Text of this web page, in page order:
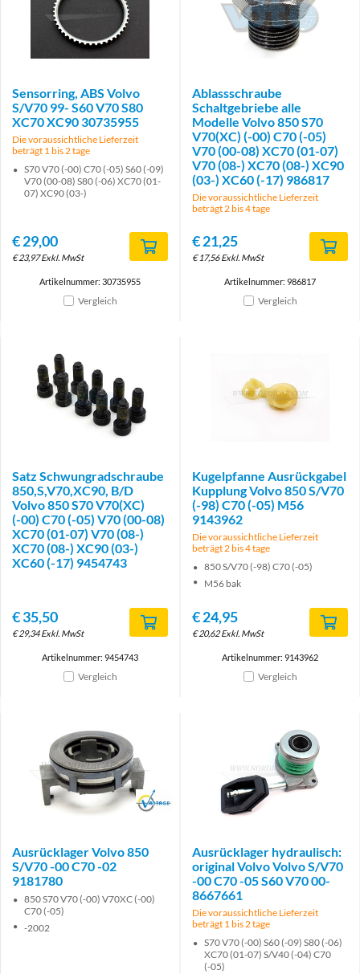
Sensorring, ABS Volvo
S/V70 99- S60 V70 S80
XC70 XC90 30735955
Die voraussichtliche Lieferzeit
beträgt 1 bis 2 tage
S70 V70 (-00) C70 (-05) S60 (-09)
V70 (00-08) S80 (-06) XC70 (01-
07) XC90 (03-)
€29,00
€23,97 Exkl. MwSt
Artikelnummer: 30735955
Vergleich
Ablassschraube
Schaltgebriebe alle
Modelle Volvo 850 S70
V70(XC) (-00) C70 (-05)
V70 (00-08) XC70 (01-07)
V70 (08-) XC70 (08-) XC90
(03-) XC60 (-17) 986817
Die voraussichtliche Lieferzeit
beträgt 2 bis 4 tage
€21,25
€17,56 Exkl. MwSt
Artikelnummer: 986817
Vergleich
Satz Schwungradschraube
850,S,V70,XC90, B/D
Volvo 850 S70 V70(XC)
(-00) C70 (-05) V70 (00-08)
XC70 (01-07) V70 (08-)
XC70 (08-) XC90 (03-)
XC60 (-17) 9454743
€35,50
€29,34 Exkl. MwSt
Artikelnummer: 9454743
Vergleich
Kugelpfanne Ausrückgabel
Kupplung Volvo 850 S/V70
(-98) C70 (-05) M56
9143962
Die voraussichtliche Lieferzeit
beträgt 2 bis 4 tage
850 S/V70 (-98) C70 (-05)
M56 bak
€24,95
€20,62 Exkl. MwSt
Artikelnummer: 9143962
Vergleich
Brand
Ausrücklager Volvo 850
S/V70 -00 C70 -02
9181780
850 S70 V70 (-00) V70XC (-00)
C70 (-05)
-2002
Ausrücklager hydraulisch:
original Volvo Volvo S/V70
-00 C70 -05 S60 V70 00-
8667661
Die voraussichtliche Lieferzeit
beträgt 1 bis 2 tage
S70 V70 (-00) S60 (-09) S80 (-06)
XC70 (01-07) S/V40 (-04) C70
(-05)